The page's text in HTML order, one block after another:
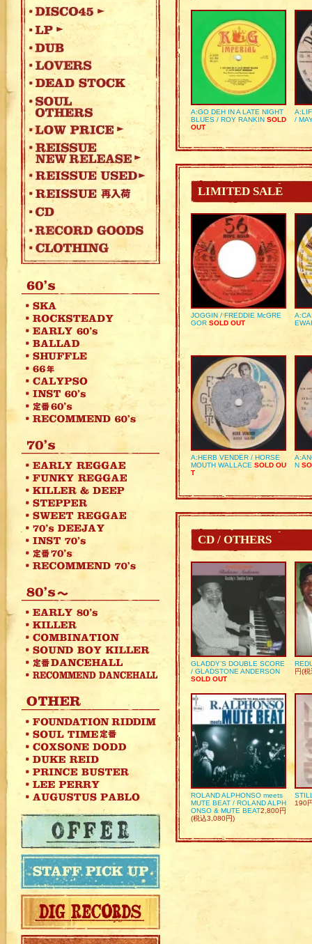
A:GO DEH IN A LATE NIGHT
BLUES / ROY RANKIN SOLD
OUT
/
LIMITED SALE
JOGGIN / FREDDIE McGRE
GOR SOLD OUT
A:HERB VENDER / HORSE
MOUTH WALLACE SOLD OU
T
N
CD / OTHERS
GLADDY’S DOUBLE SCORE
/ GLADSTONE ANDERSON
SOLD OUT
円(
ROLAND ALPHONSO meets
MUTE BEAT / ROLAND ALPH
ONSO & MUTE BEAT2,800円
(税込3,080円)
190